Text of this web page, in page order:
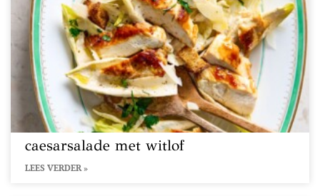
caesarsalade met witlof
LEES VERDER »